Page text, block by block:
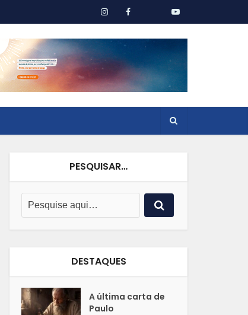
PESQUISAR…
DESTAQUES
A última carta de
Paulo